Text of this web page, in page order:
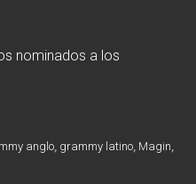
nominados a los
anglo grammy latino Magin